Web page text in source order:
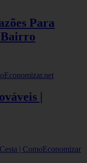
Para
|